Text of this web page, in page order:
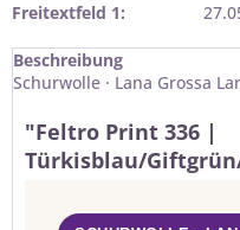
Freitextfeld 1:
Beschreibung
Schurwolle · Lana Grossa
"Feltro Print 336 |
Türkisblau/